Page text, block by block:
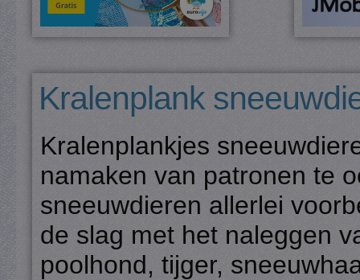
Kralenplank
Kralenplankjes
namaken van patronen te
sneeuwdieren allerlei
de slag met het naleggen
poolhond, tijger,